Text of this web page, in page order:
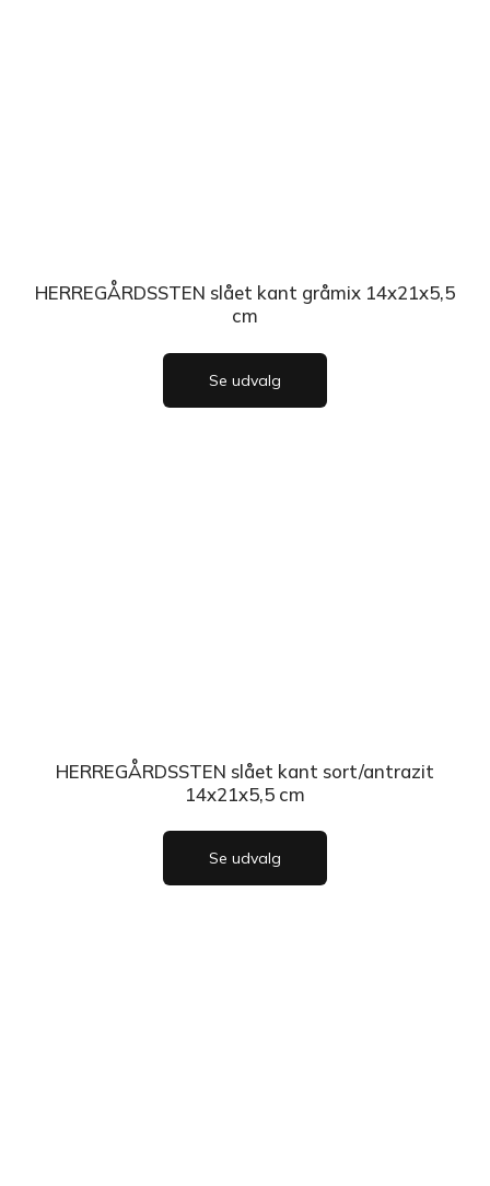
HERREGÅRDSSTEN slået kant gråmix 14x21x5,5
cm
Se udvalg
HERREGÅRDSSTEN slået kant sort/antrazit
14x21x5,5 cm
Se udvalg